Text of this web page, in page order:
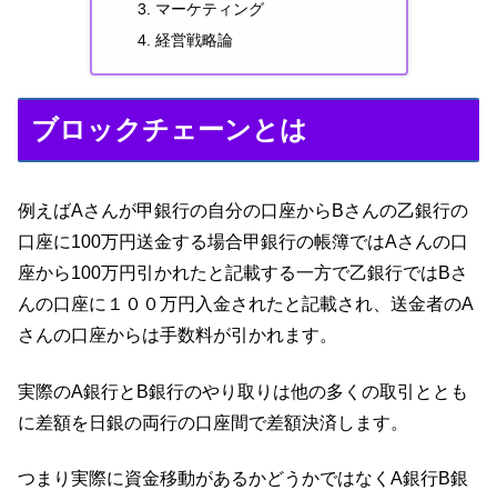
マーケティング
経営戦略論
ブロックチェーンとは
例えばAさんが甲銀行の自分の口座からBさんの乙銀行の
口座に100万円送金する場合甲銀行の帳簿ではAさんの口
座から100万円引かれたと記載する一方で乙銀行ではBさ
んの口座に１００万円入金されたと記載され、送金者のA
さんの口座からは手数料が引かれます。
実際のA銀行とB銀行のやり取りは他の多くの取引ととも
に差額を日銀の両行の口座間で差額決済します。
つまり実際に資金移動があるかどうかではなくA銀行B銀